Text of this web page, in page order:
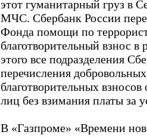
этот гуманитарный груз в
МЧС. Сбербанк России
Фонда помощи по
благотворительный взнос
этого все подразделения
перечисления
благотворительных
лиц без взимания платы за
В «Газпроме» «Времени